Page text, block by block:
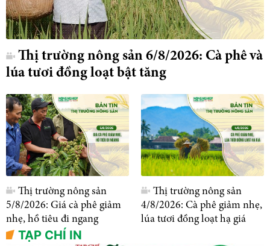
Thị trường nông sản 6/8/2026: Cà phê và
lúa tươi đồng loạt bật tăng
Thị trường nông sản
5/8/2026: Giá cà phê giảm
nhẹ, hồ tiêu đi ngang
Thị trường nông sản
4/8/2026: Cà phê giảm nhẹ,
lúa tươi đồng loạt hạ giá
TẠP CHÍ IN